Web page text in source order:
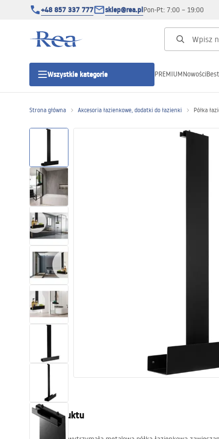
+48 857 337 777 sklep@rea.plPon-Pt: 7:00 – 19:00
Wszystkie kategorie
Kategorie produktowe
Kabiny prysznicowe
Drzwi prysznicowe
Brodziki prysznicowe
Odpływy liniowe
Toalety, ubikacje
Umywalki
Wanny i parawany
Baterie
Natryski
Akcesoria i meble łazienkowe
PREMIUMNowości
Strona główna Akcesoria łazienkowe, dodatki do łazienki Półka
Opis produktu